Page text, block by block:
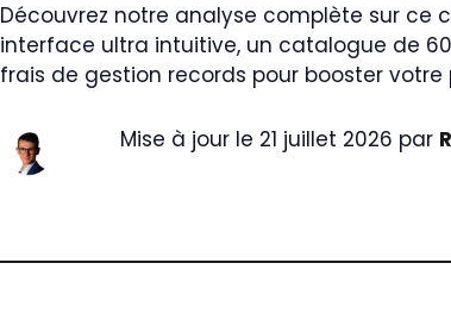
Découvrez notre analyse complète sur ce
interface ultra intuitive, un catalogue de
frais de gestion records pour booster
Mise à jour le 21 juillet 2026 par